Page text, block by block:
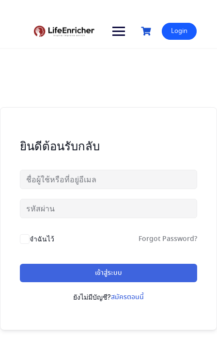
Login
ยินดีต้อนรับกลับ
จำฉันไว้ Forgot Password?
เข้าสู่ระบบ
ยังไม่มีบัญชี?สมัครตอนนี้